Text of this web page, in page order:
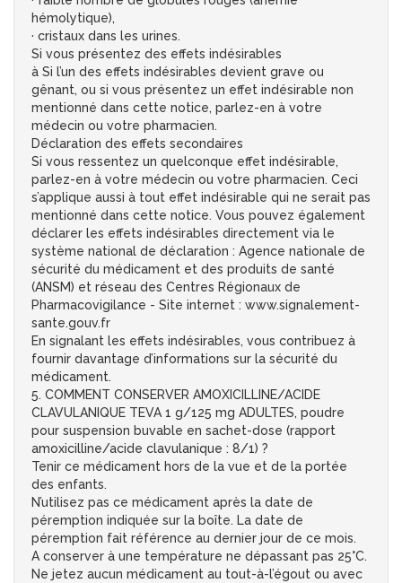
hémolytique),
· cristaux dans les urines.
Si vous présentez des effets indésirables
à Si l’un des effets indésirables devient grave ou
gênant, ou si vous présentez un effet indésirable non
mentionné dans cette notice, parlez-en à votre
médecin ou votre pharmacien.
Déclaration des effets secondaires
Si vous ressentez un quelconque effet indésirable,
parlez-en à votre médecin ou votre pharmacien. Ceci
s’applique aussi à tout effet indésirable qui ne serait pas
mentionné dans cette notice. Vous pouvez également
déclarer les effets indésirables directement via le
système national de déclaration : Agence nationale de
sécurité du médicament et des produits de santé
(ANSM) et réseau des Centres Régionaux de
Pharmacovigilance - Site internet : www.signalement-
sante.gouv.fr
En signalant les effets indésirables, vous contribuez à
fournir davantage d’informations sur la sécurité du
médicament.
5. COMMENT CONSERVER AMOXICILLINE/ACIDE
CLAVULANIQUE TEVA 1 g/125 mg ADULTES, poudre
pour suspension buvable en sachet-dose (rapport
amoxicilline/acide clavulanique : 8/1) ?
Tenir ce médicament hors de la vue et de la portée
des enfants.
N’utilisez pas ce médicament après la date de
péremption indiquée sur la boîte. La date de
péremption fait référence au dernier jour de ce mois.
A conserver à une température ne dépassant pas 25°C.
Ne jetez aucun médicament au tout-à-l’égout ou avec